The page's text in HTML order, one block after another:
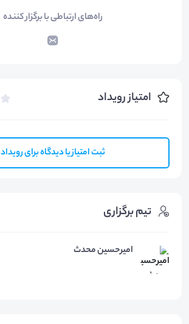
راه‌های ارتباطی با برگزار کننده
امتیاز رویداد
ثبت امتیاز یا دیدگاه برای رویداد
تیم برگزاری
امیرحسین محدث